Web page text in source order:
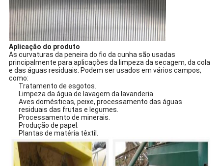
Aplicação do produto
As curvaturas da peneira do fio da cunha são usadas
principalmente para aplicações da limpeza da secagem, da cola
e das águas residuais. Podem ser usados em vários campos,
como:
Tratamento de esgotos.
Limpeza da água de lavagem da lavanderia.
Aves domésticas, peixe, processamento das águas
residuais das frutas e legumes.
Processamento de minerais.
Produção de papel.
Plantas de matéria têxtil.